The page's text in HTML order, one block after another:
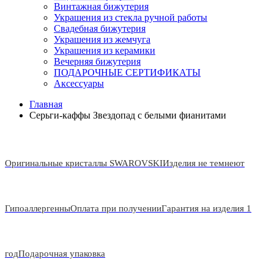
Винтажная бижутерия
Украшения из стекла ручной работы
Свадебная бижутерия
Украшения из жемчуга
Украшения из керамики
Вечерняя бижутерия
ПОДАРОЧНЫЕ СЕРТИФИКАТЫ
Аксессуары
Главная
Серьги-каффы Звездопад с белыми фианитами
Оригинальные кристаллы SWAROVSKIИзделия не темнеют
ГипоаллергенныОплата при полученииГарантия на изделия 1
годПодарочная упаковка